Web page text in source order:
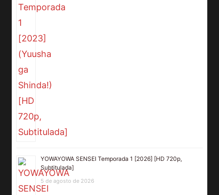
YOWAYOWA SENSEI Temporada 1 [2026] [HD 720p,
Subtitulada]
5 de agosto de 2026